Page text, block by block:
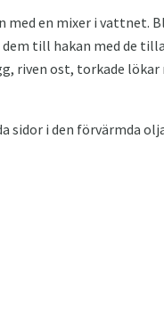
med en mixer i vattnet.
till hakan med de
riven ost, torkade lökar
sidor i den förvärmda